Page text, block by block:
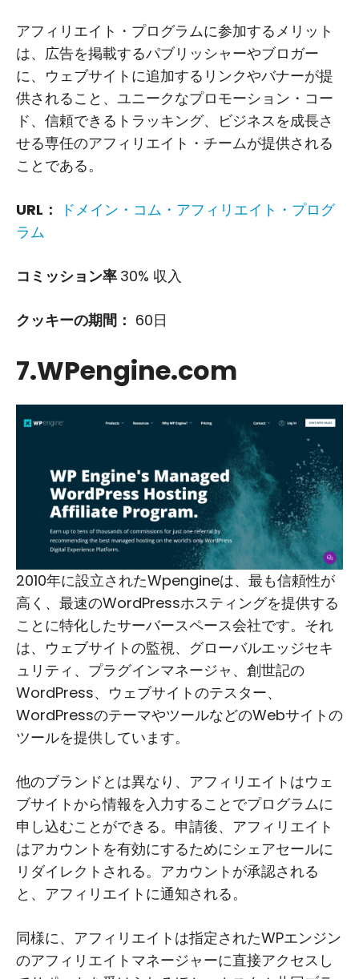
アフィリエイト・プログラムに参加するメリット
は、広告を掲載するパブリッシャーやブロガー
に、ウェブサイトに追加するリンクやバナーが提
供されること、ユニークなプロモーション・コー
ド、信頼できるトラッキング、ビジネスを成長さ
せる専任のアフィリエイト・チームが提供される
ことである。
URL：
ドメイン・コム・アフィリエイト・プログ
ラム
コミッション率 30% 収入
クッキーの期間： 60日
7.WPengine.com
2010年に設立されたWpengineは、最も信頼性が
高く、最速のWordPressホスティングを提供する
ことに特化したサーバースペース会社です。それ
は、ウェブサイトの監視、グローバルエッジセキ
ュリティ、プラグインマネージャ、創世記の
WordPress、ウェブサイトのテスター、
WordPressのテーマやツールなどのWebサイトの
ツールを提供しています。
他のブランドとは異なり、アフィリエイトはウェ
ブサイトから情報を入力することでプログラムに
申し込むことができる。申請後、アフィリエイト
はアカウントを有効にするためにシェアセールに
リダイレクトされる。アカウントが承認される
と、アフィリエイトに通知される。
同様に、アフィリエイトは指定されたWPエンジン
のアフィリエイトマネージャーに直接アクセスし